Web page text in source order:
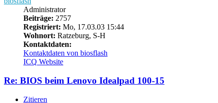
Administrator
Beiträge: 2757
Registriert: Mo, 17.03.03 15:44
Wohnort: Ratzeburg, S-H
Kontaktdaten:
Kontaktdaten von biosflash
ICQ Website
Re: BIOS beim Lenovo Idealpad 100-15
Zitieren